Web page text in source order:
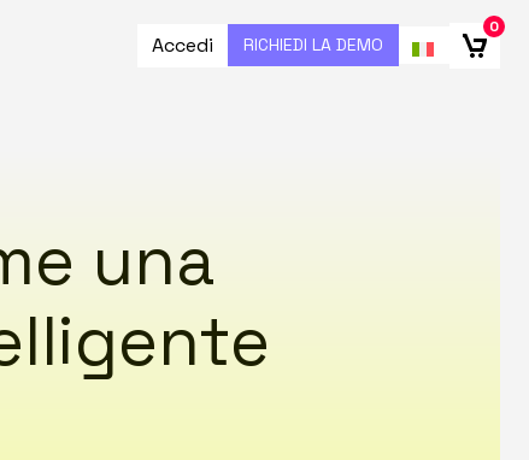
Accedi RICHIEDI LA DEMO
0
una